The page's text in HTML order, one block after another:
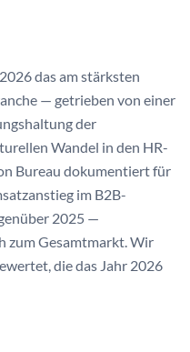
das am stärksten
— getrieben von einer
der
Wandel in den HR-
Bureau dokumentiert für
im B2B-
2025 —
zum Gesamtmarkt. Wir
die das Jahr 2026